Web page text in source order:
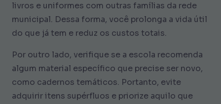
livros e uniformes com outras famílias da rede
municipal. Dessa forma, você prolonga a vida útil
do que já tem e reduz os custos totais.
Por outro lado, verifique se a escola recomenda
algum material específico que precise ser novo,
como cadernos temáticos. Portanto, evite
adquirir itens supérfluos e priorize aquilo que